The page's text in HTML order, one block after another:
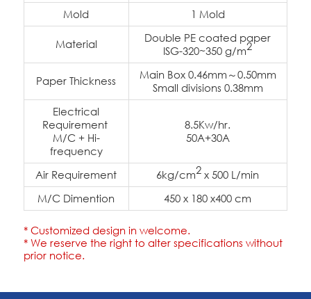
Mold 1 Mold
Material
Double PE coated paper
ISG-320~350 g/m2
Paper Thickness
Main Box 0.46mm～0.50mm
Small divisions 0.38mm
Electrical
Requirement
M/C + Hi-
frequency
8.5Kw/hr.
50A+30A
Air Requirement 6kg/cm2 x 500 L/min
M/C Dimention
450 x 180 x400 cm
* Customized design in welcome.
* We reserve the right to alter specifications without
prior notice.